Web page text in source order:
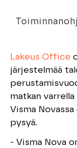
Lakeus Office
järjestelmää
matkan
Visma
pysyä.
- Visma Nova